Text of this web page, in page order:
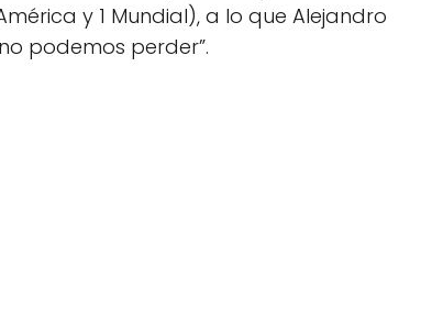
y 1 Mundial), a lo que Alejandro
podemos perder”.